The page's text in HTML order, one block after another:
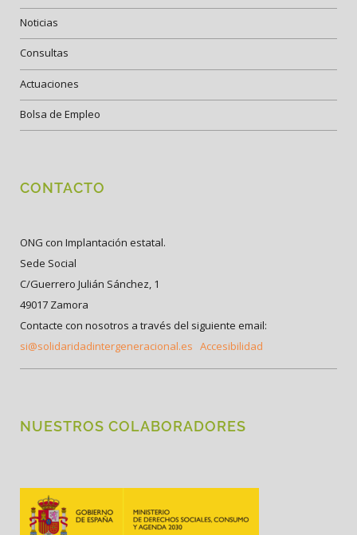
Noticias
Consultas
Actuaciones
Bolsa de Empleo
CONTACTO
ONG con Implantación estatal.
Sede Social
C/Guerrero Julián Sánchez, 1
49017 Zamora
Contacte con nosotros a través del siguiente email:
si@solidaridadintergeneracional.es Accesibilidad
NUESTROS COLABORADORES